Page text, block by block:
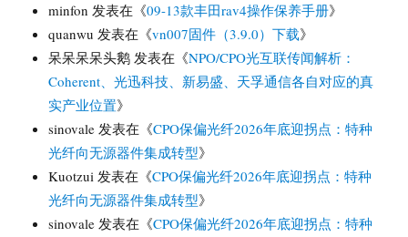
minfon 发表在《09-13款丰田rav4操作保养手册》
quanwu 发表在《vn007固件（3.9.0）下载》
呆呆呆呆头鹅 发表在《NPO/CPO光互联传闻解析：
Coherent、光迅科技、新易盛、天孚通信各自对应的真
实产业位置》
sinovale 发表在《CPO保偏光纤2026年底迎拐点：特种
光纤向无源器件集成转型》
Kuotzui 发表在《CPO保偏光纤2026年底迎拐点：特种
光纤向无源器件集成转型》
sinovale 发表在《CPO保偏光纤2026年底迎拐点：特种